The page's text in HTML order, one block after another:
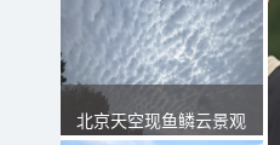
北京天空现鱼鳞云景观